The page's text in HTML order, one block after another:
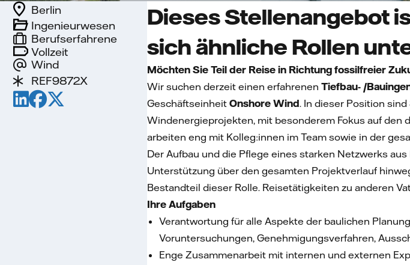
Vollzeit
Wind
Ingenieurwesen
Berlin
Berufserfahrene
REF9872X
Dieses Stellenangebot
sich ähnliche Rollen
Möchten Sie Teil der Reise in Richtung fossilfreier
Wir suchen derzeit einen erfahrenen Tiefbau- /
Geschäftseinheit Onshore Wind. In dieser Position
Windenergieprojekten, mit besonderem Fokus auf den
arbeiten eng mit Kolleg:innen im Team sowie in der
Der Aufbau und die Pflege eines starken Netzwerks
Unterstützung über den gesamten Projektverlauf
Bestandteil dieser Rolle. Reisetätigkeiten zu anderen
Ihre Aufgaben
Verantwortung für alle Aspekte der baulichen
Voruntersuchungen, Genehmigungsverfahren,
Enge Zusammenarbeit mit internen und externen